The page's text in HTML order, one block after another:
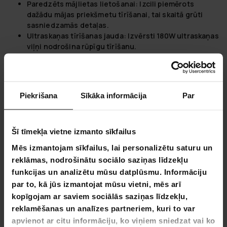
Piekrišana Sīkāka informācija Par
Šī tīmekļa vietne izmanto sīkfailus
Mēs izmantojam sīkfailus, lai personalizētu saturu un
reklāmas, nodrošinātu sociālo saziņas līdzekļu
funkcijas un analizētu mūsu datplūsmu. Informāciju
par to, kā jūs izmantojat mūsu vietni, mēs arī
kopīgojam ar saviem sociālās saziņas līdzekļu,
reklamēšanas un analīzes partneriem, kuri to var
apvienot ar citu informāciju, ko viņiem sniedzat vai ko
Paredzēts mājlietas lietošanai: Izcili piemērots
dažādu mājas priekšmetu tīrīšanai, tai skaitā grūti
sasniedzamās detaļas.
Ultraskaņas tīrīšanas jauda: Izvērsti 180W ultraskaņas
viļņi nodrošina rūpīgu tīrīšanu.
Regulējams taimeris:Ļauj iestatīt laiku no 1 līdz 30
minūtēm optimāla rezultāta sasniegšanai.
Dažādas tīrīšanas iespējas:Var izmantot ar ūdeni;
labākie rezultāti tiek sasniegti, izmantojot
Fornorth - About the brand
Fornorth ir apņēmības pilns piedāvāt augstas kvalitātes,
inovatīvus tīrīšanas risinājumus mājsaimniecībām. Mūsu
ultraskaņas tīrītāji ir izstrādāti, lai vienkāršotu un uzlabotu
jūsu tīrīšanas rutīnu, nodrošinot labākos rezultātus ar
minimālu piepūli.
Bezsūdzas tīrīšana ar Ultraskaņas precizitāti